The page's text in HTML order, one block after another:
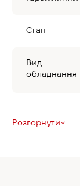
Стан
Вид
обладнання
Розгорнути